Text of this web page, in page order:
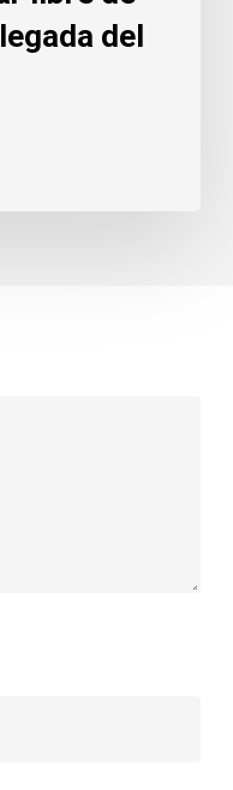
del